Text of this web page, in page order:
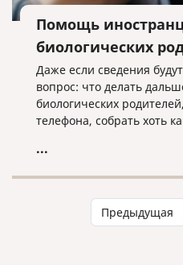
Помощь
биологических
Даже если сведения
вопрос: что делать
биологических
телефона, собрать хоть
...
Предыдущая